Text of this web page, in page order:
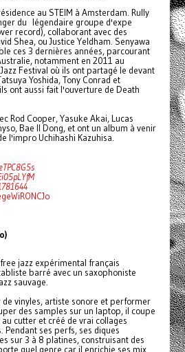
au STEIM à Amsterdam. Rully
du légendaire groupe d'expe
record), collaborant avec des
Shea, ou Justice Yeldham. Senyawa
ces 3 dernières années, parcourant
notamment en 2011 au
Festival où ils ont partagé le devant
Yoshida, Tony Conrad et
ont aussi fait l'ouverture de Death
Rod Cooper, Yasuke Akai, Lucas
Bae Il Dong, et ont un album à venir
l'impro Uchihashi Kazuhisa.
jazz expérimental français
barré avec un saxophoniste
sauvage.
vinyles, artiste sonore et performer
des samples sur un laptop, il coupe
cutter et créé de vrai collages
Pendant ses perfs, ses diques
sur 3 à 8 platines, construisant des
quel genre car il enrichie ses mix